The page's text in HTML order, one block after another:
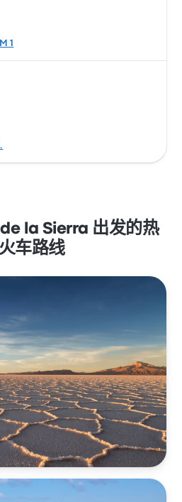
1
la Sierra 出发的热
火车路线